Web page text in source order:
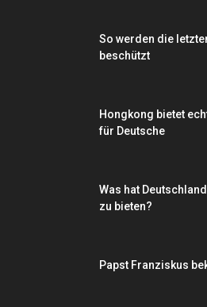
So werden die
beschützt
Hongkong bietet
für Deutsche
Was hat
zu bieten?
Papst Franziskus